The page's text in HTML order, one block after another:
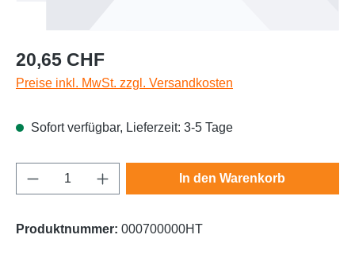
Regulärer Preis:
20,65 CHF
Preise inkl. MwSt. zzgl. Versandkosten
Sofort verfügbar, Lieferzeit: 3-5 Tage
Produkt Anzahl: Gib den gewünschten
In den Warenkorb
Produktnummer: 000700000HT